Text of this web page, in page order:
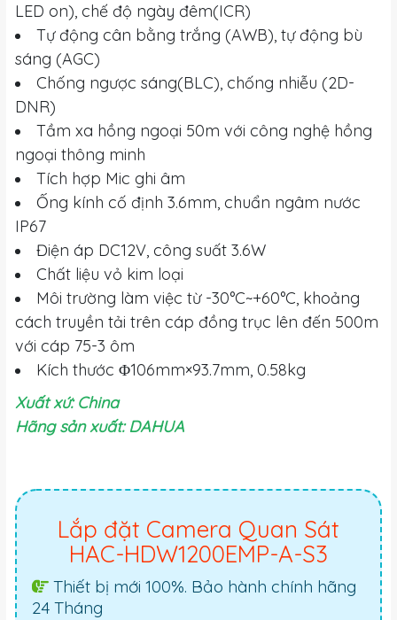
LED on), chế độ ngày đêm(ICR)
Tự động cân bằng trắng (AWB), tự động bù
sáng (AGC)
Chống ngược sáng(BLC), chống nhiễu (2D-
DNR)
Tầm xa hồng ngoại 50m với công nghệ hồng
ngoại thông minh
Tích hợp Mic ghi âm
Ống kính cố định 3.6mm, chuẩn ngâm nước
IP67
Điện áp DC12V, công suất 3.6W
Chất liệu vỏ kim loại
Môi trường làm việc từ -30°C~+60°C, khoảng
cách truyền tải trên cáp đồng trục lên đến 500m
với cáp 75-3 ôm
Kích thước Φ106mm×93.7mm, 0.58kg
Xuất xứ: China
Hãng sản xuất: DAHUA
Lắp đặt Camera Quan Sát
HAC-HDW1200EMP-A-S3
Thiết bị mới 100%. Bảo hành chính hãng
24 Tháng